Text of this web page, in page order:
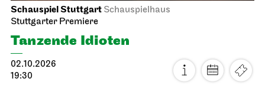
Schauspiel Stuttgart Schauspielhaus
Stuttgarter Premiere
Tanzende Idioten
02.10.2026
19:30